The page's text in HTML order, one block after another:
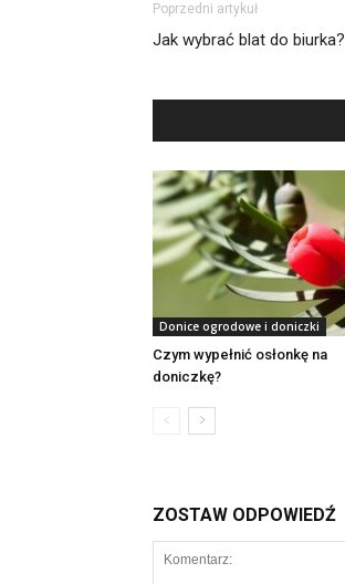
Poprzedni artykuł
Jak wybrać blat do biurka?
Donice ogrodowe i doniczki
Czym wypełnić osłonkę na
doniczkę?
ZOSTAW ODPOWIEDŹ